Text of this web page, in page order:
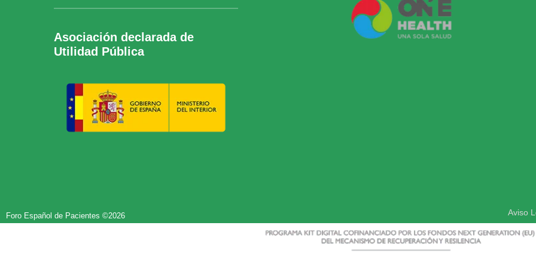
Asociación declarada de
Utilidad Pública
Foro Español de Pacientes ©2026 Aviso